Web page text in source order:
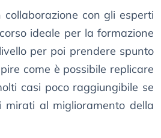
collaborazione con gli esperti
ideale per la formazione
per poi prendere spunto
come è possibile replicare
casi poco raggiungibile se
mirati al miglioramento della